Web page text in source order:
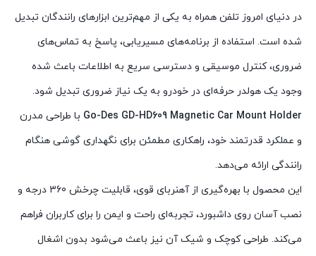
در دنیای امروز تلفن همراه به یکی از مهم‌ترین ابزارهای رانندگان تبدیل
شده است. استفاده از برنامه‌های مسیریابی، پاسخ به تماس‌های
ضروری، کنترل موسیقی و دسترسی سریع به اطلاعات باعث شده
وجود یک هولدر حرفه‌ای در خودرو به یک نیاز ضروری تبدیل شود.
Go-Des GD-HD609 Magnetic Car Mount Holder با طراحی مدرن
و عملکرد قدرتمند خود، راهکاری مطمئن برای نگهداری گوشی هنگام
رانندگی ارائه می‌دهد.
این محصول با بهره‌گیری از آهنربای قوی، قابلیت چرخش 360 درجه و
نصب آسان روی داشبورد، تجربه‌ای راحت و ایمن را برای کاربران فراهم
می‌کند. طراحی کوچک و شیک آن نیز باعث می‌شود بدون اشغال